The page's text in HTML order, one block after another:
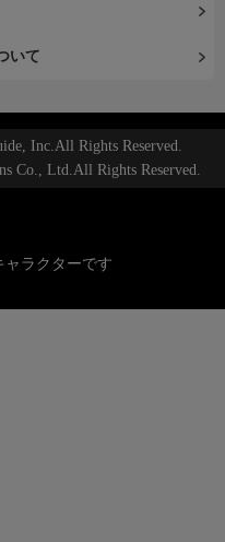
いて
Inc.All Rights Reserved.
Co., Ltd.All Rights Reserved.
ャラクターです